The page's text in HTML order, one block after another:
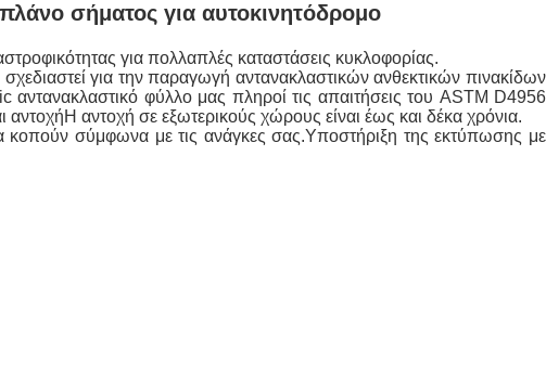
σήματος για αυτοκινητόδρομο
για πολλαπλές καταστάσεις κυκλοφορίας.
για την παραγωγή αντανακλαστικών ανθεκτικών πινακίδων
αντανακλαστικό φύλλο μας πληροί τις απαιτήσεις του ASTM D4956
αντοχή σε εξωτερικούς χώρους είναι έως και δέκα χρόνια.
κοπούν σύμφωνα με τις ανάγκες σας.Υποστήριξη της εκτύπωσης με